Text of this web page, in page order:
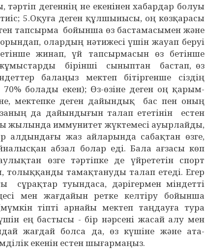
тәртіп дегеннің не екенінен хабардар болуы
тиіс; 5.Оқуға деген құлшынысы, оң көзқарасы
тапсырма бойынша өз бастамасымен және
олардың нәтижесі үшін жауап беруі
жинап, үй тапсырмасын өз бетінше
бірінші сыныптан бастап, өз
балаңыз мектеп бітіргенше сіздің
болады екен); Өз-өзіне деген оң қарым-
мектепке деген дайындық бас пен оның
да дайындығын талап ететінін естен
жылында иммунитет жүктемесі ауырлайды,
алдындағы жаз айларында сабақтан өзге,
абзал болар еді. Бала ағзасы көп
өзге тәртіпке де үйрететін спорт
толыққанды тамақтануды талап етеді. Егер
сұрақтар туындаса, дәрігермен міндетті
мен жағдайын ретке келтіру бойынша
тіпті арнайы мектеп таңдауға тура
ең бастысы - бір нәрсені жасай алу мен
жағдай болса да, өз күшіне және ата-
екенін естен шығармаңыз.